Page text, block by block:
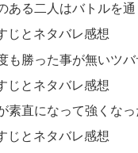
ある二人はバトルを
じとネタバレ感想
も勝った事が無いツ
じとネタバレ感想
素直になって強くな
じとネタバレ感想